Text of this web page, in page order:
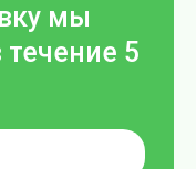
мы
5